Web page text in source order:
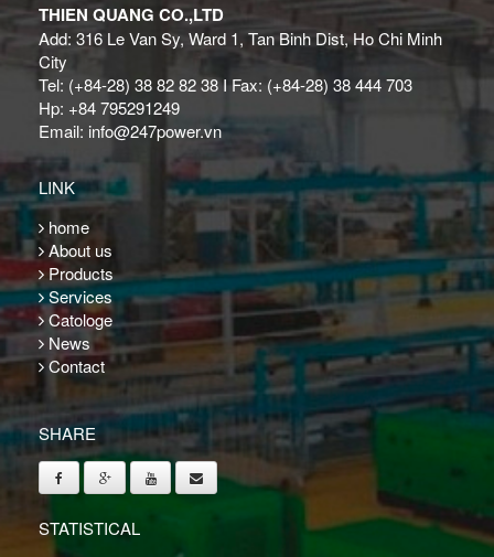
THIEN QUANG CO.,LTD
Add: 316 Le Van Sy, Ward 1, Tan Binh Dist, Ho Chi Minh
City
Tel: (+84-28) 38 82 82 38 I Fax: (+84-28) 38 444 703
Hp: +84 795291249
Email: info@247power.vn
LINK
home
About us
Products
Services
Catologe
News
Contact
SHARE
STATISTICAL